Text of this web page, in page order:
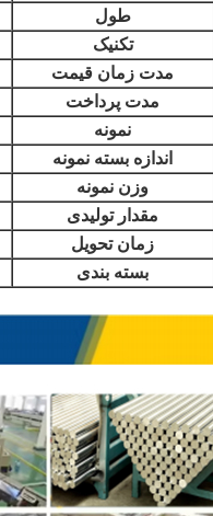
طول
تکنیک
مدت زمان قیمت
مدت پرداخت
نمونه
اندازه بسته نمونه
وزن نمونه
مقدار تولیدی
زمان تحویل
بسته بندی